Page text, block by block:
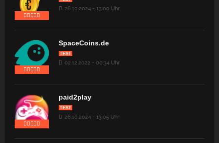
26.10.2024 - 13:00 Uhr
SpaceCoins.de
TEST
02.12.2022 - 00:34 Uhr
paid2play
TEST
26.10.2024 - 13:05 Uhr